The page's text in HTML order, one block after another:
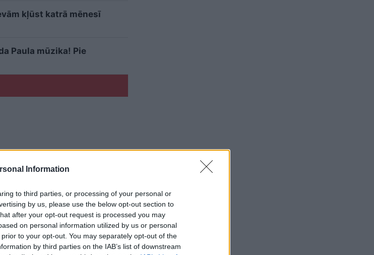
Information
to third parties, or processing of your personal or
by us, please use the below opt-out section to
after your opt-out request is processed you may
on personal information utilized by us or personal
to your opt-out. You may separately opt-out of the
by third parties on the IAB’s list of downstream
kļūst katrā mēnesī
Paula mūzika! Pie